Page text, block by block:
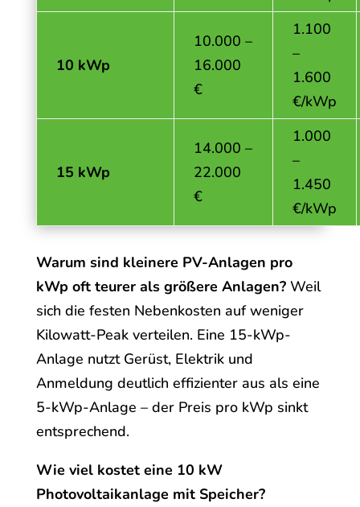
10 kWp
10.000 –
16.000
€
1.100
–
1.600
€/kWp
15 kWp
14.000 –
22.000
€
1.000
–
1.450
€/kWp
Warum sind kleinere PV-Anlagen pro
kWp oft teurer als größere Anlagen? Weil
sich die festen Nebenkosten auf weniger
Kilowatt-Peak verteilen. Eine 15-kWp-
Anlage nutzt Gerüst, Elektrik und
Anmeldung deutlich effizienter aus als eine
5-kWp-Anlage – der Preis pro kWp sinkt
entsprechend.
Wie viel kostet eine 10 kW
Photovoltaikanlage mit Speicher?